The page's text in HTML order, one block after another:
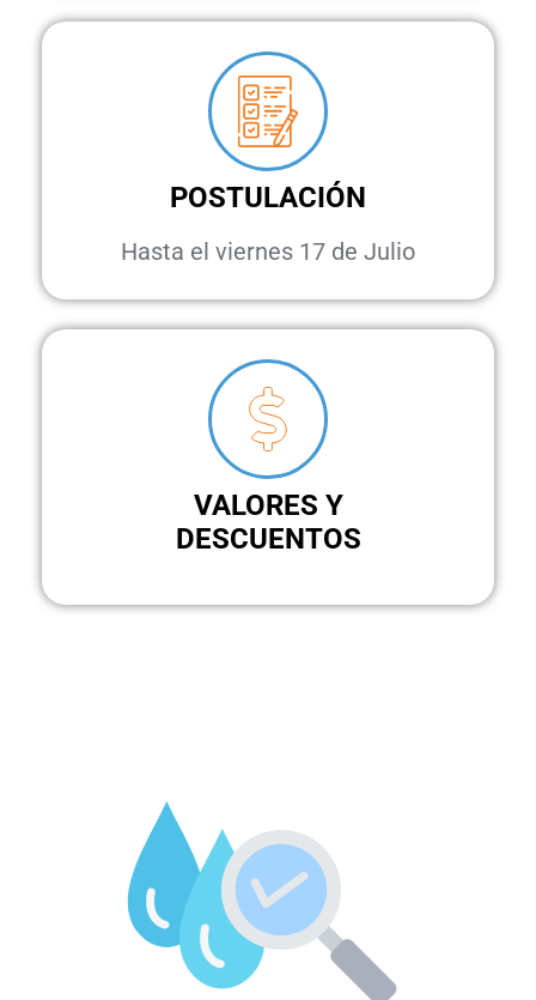
POSTULACIÓN
Hasta el viernes 17 de Julio
VALORES Y
DESCUENTOS